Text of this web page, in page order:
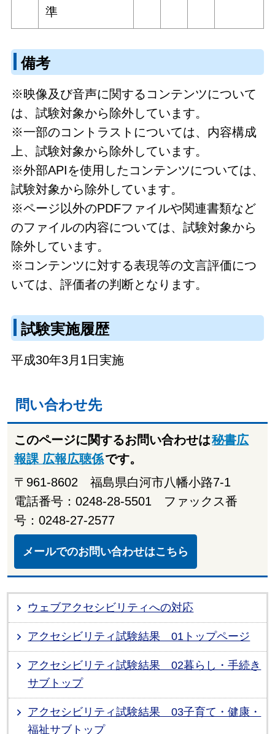
準
備考
※映像及び音声に関するコンテンツについて
は、試験対象から除外しています。
※一部のコントラストについては、内容構成
上、試験対象から除外しています。
※外部APIを使用したコンテンツについては、
試験対象から除外しています。
※ページ以外のPDFファイルや関連書類など
のファイルの内容については、試験対象から
除外しています。
※コンテンツに対する表現等の文言評価につ
いては、評価者の判断となります。
試験実施履歴
平成30年3月1日実施
問い合わせ先
このページに関するお問い合わせは秘書広
報課 広報広聴係です。
〒961-8602 福島県白河市八幡小路7-1
電話番号：0248-28-5501 ファックス番
号：0248-27-2577
メールでのお問い合わせはこちら
ウェブアクセシビリティへの対応
アクセシビリティ試験結果 01トップページ
アクセシビリティ試験結果 02暮らし・手続き
サブトップ
アクセシビリティ試験結果 03子育て・健康・
福祉サブトップ